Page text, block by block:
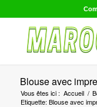
Blouse avec
Vous êtes ici : Accueil /
Etiquette: Blouse avec